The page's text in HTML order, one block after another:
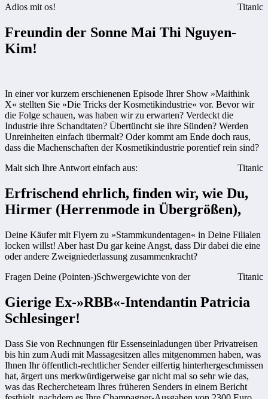
Adios mit os!
Titanic
Freundin der Sonne Mai Thi Nguyen-
Kim!
In einer vor kurzem erschienenen Episode Ihrer Show »Maithink
X« stellten Sie »Die Tricks der Kosmetikindustrie« vor. Bevor wir
die Folge schauen, was haben wir zu erwarten? Verdeckt die
Industrie ihre Schandtaten? Übertüncht sie ihre Sünden? Werden
Unreinheiten einfach übermalt? Oder kommt am Ende doch raus,
dass die Machenschaften der Kosmetikindustrie porentief rein sind?
Malt sich Ihre Antwort einfach aus:
Titanic
Erfrischend ehrlich, finden wir, wie Du,
Hirmer (Herrenmode in Übergrößen),
Deine Käufer mit Flyern zu »Stammkundentagen« in Deine Filialen
locken willst! Aber hast Du gar keine Angst, dass Dir dabei die eine
oder andere Zweigniederlassung zusammenkracht?
Fragen Deine (Pointen-)Schwergewichte von der
Titanic
Gierige Ex-»RBB«-Intendantin Patricia
Schlesinger!
Dass Sie von Rechnungen für Essenseinladungen über Privatreisen
bis hin zum Audi mit Massagesitzen alles mitgenommen haben, was
Ihnen Ihr öffentlich-rechtlicher Sender eilfertig hinterhergeschmissen
hat, ärgert uns merkwürdigerweise gar nicht mal so sehr wie das,
was das Rechercheteam Ihres früheren Senders in einem Bericht